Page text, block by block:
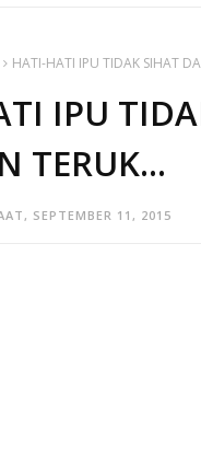
HATI-HATI IPU TIDAK SIHAT
IPU
TERUK...
SEPTEMBER 11, 2015